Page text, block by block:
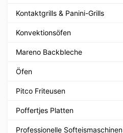
Kontaktgrills & Panini-Grills
Konvektionsöfen
Mareno Backbleche
Öfen
Pitco Friteusen
Poffertjes Platten
Professionelle Softeismaschinen